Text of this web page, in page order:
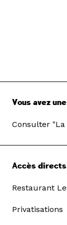
Vous avez
Consulter "La
Accès directs
Restaurant
Privatisations